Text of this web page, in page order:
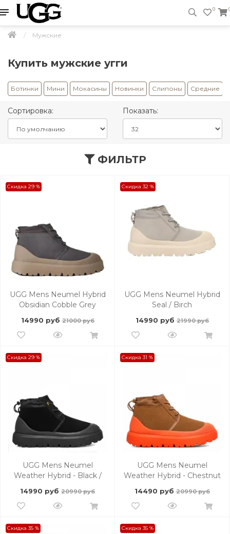
0
Мужские
Купить мужские угги
Ботинки Мини Мокасины Новинки Слипоны Средние
Сортировка: Показать:
ФИЛЬТР
Скидка 29 %
UGG Mens Neumel Hybrid
Obsidian Cobble Grey
14990 руб 21000 руб
Скидка 32 %
UGG Mens Neumel Hybrid
Seal / Birch
14990 руб 21990 руб
Скидка 29 %
UGG Mens Neumel
Weather Hybrid - Black /
14990 руб 20990 руб
Скидка 31 %
UGG Mens Neumel
Weather Hybrid - Chestnut
14490 руб 20990 руб
Скидка 35 % Скидка 35 %